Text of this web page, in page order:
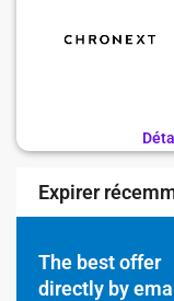
Expirer
The best offer
directly by